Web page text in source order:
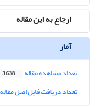
ارجاع به این مقاله
آمار
تعداد مشاهده مقاله 3,638
تعداد دریافت فایل اصل مقاله